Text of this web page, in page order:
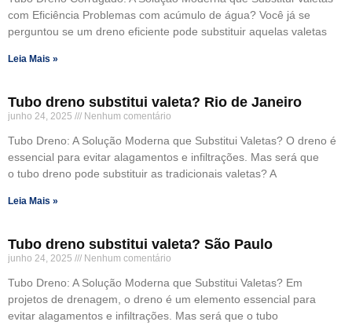
com Eficiência Problemas com acúmulo de água? Você já se
perguntou se um dreno eficiente pode substituir aquelas valetas
Leia Mais »
Tubo dreno substitui valeta? Rio de Janeiro
junho 24, 2025 Nenhum comentário
Tubo Dreno: A Solução Moderna que Substitui Valetas? O dreno é
essencial para evitar alagamentos e infiltrações. Mas será que
o tubo dreno pode substituir as tradicionais valetas? A
Leia Mais »
Tubo dreno substitui valeta? São Paulo
junho 24, 2025 Nenhum comentário
Tubo Dreno: A Solução Moderna que Substitui Valetas? Em
projetos de drenagem, o dreno é um elemento essencial para
evitar alagamentos e infiltrações. Mas será que o tubo